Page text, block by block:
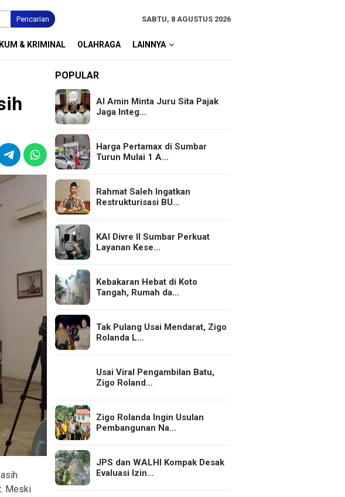
Pencarian SABTU, 8 AGUSTUS 2026
& KRIMINAL OLAHRAGA LAINNYA
Meski
POPULAR
Al Amin Minta Juru Sita Pajak
Jaga Integ…
Harga Pertamax di Sumbar
Turun Mulai 1 A…
Rahmat Saleh Ingatkan
Restrukturisasi BU…
KAI Divre II Sumbar Perkuat
Layanan Kese…
Kebakaran Hebat di Koto
Tangah, Rumah da…
Tak Pulang Usai Mendarat, Zigo
Rolanda L…
Usai Viral Pengambilan Batu,
Zigo Roland…
Zigo Rolanda Ingin Usulan
Pembangunan Na…
JPS dan WALHI Kompak Desak
Evaluasi Izin…